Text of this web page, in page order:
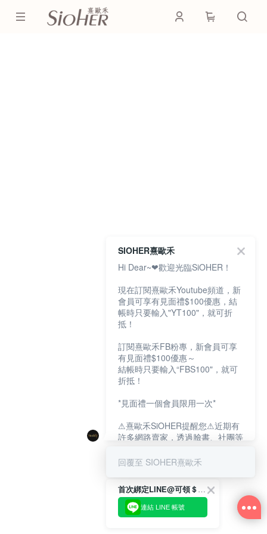
首次綁定LINE@可領＄100折扣優惠
連結 LINE 帳號
SIOHER熹歐禾
Hi Dear~❤歡迎光臨SiOHER！
現在訂閱熹歐禾Youtube頻道，新
會員可享有見面禮$100優惠，結
帳時只要輸入"YT100"，就可折
抵！
訂閱熹歐禾FB粉專，新會員可享
有見面禮$100優惠～
結帳時只要輸入“FBS100"，就可
折抵！
*見面禮一個會員限用一次*
⚠熹歐禾SiOHER提醒您⚠近期有
許多網路賣家，透過臉書、社團等
SiOHER』品牌授權、或有內部管
消費者上當及受害。
如有疑慮請至官網先訂單查尋如
〝TM / TS / TG〞開頭,都是我們
回覆至 SIOHER熹歐禾